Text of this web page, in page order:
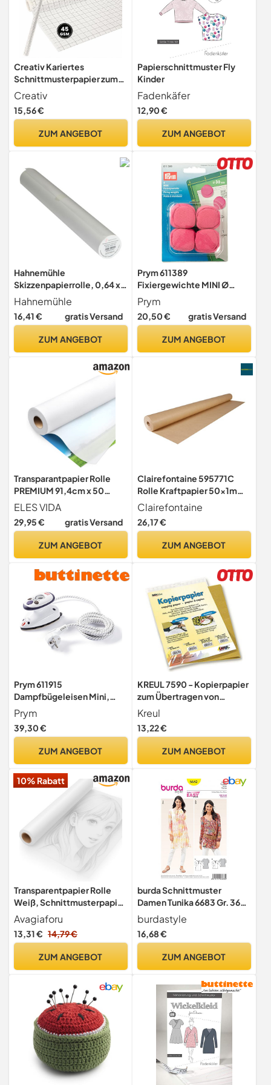
Creativ Kariertes
Schnittmusterpapier zum
Schneidern, für Damen,
20706, Breite: 80 cm, 15 m
Creativ
15,56 €
ZUM ANGEBOT
Papierschnittmuster Fly
Kinder
Fadenkäfer
12,90 €
ZUM ANGEBOT
Hahnemühle
Skizzenpapierrolle, 0,64 x
20m, transparent, holzfrei,
45g/m²
Hahnemühle
16,41 € gratis Versand
ZUM ANGEBOT
Prym 611389
Fixiergewichte MINI Ø
30 mm, pink – 4er-Set
Stoffgewichte zum Fixieren
von Schnittmustern &
gefüllt – ideal für Nähen,
Prym
20,50 € gratis Versand
ZUM ANGEBOT
Transparantpapier Rolle
PREMIUM 91,4cm x 50
Meter 50g /m – Blanko
ELES VIDA
29,95 € gratis Versand
ZUM ANGEBOT
Clairefontaine 595771C
Rolle Kraftpapier 50x1m
60g gerippt Braun
Clairefontaine
26,17 €
ZUM ANGEBOT
Prym 611915
Dampfbügeleisen Mini,
Reisebügeleisen mit
Zubehör , 1er Pack, Weiß
Prym
39,30 €
ZUM ANGEBOT
KREUL 7590 - Kopierpapier
zum Übertragen von
Motiven auf dunkle
Untergrüne, 10 Blatt gelb,
ca. 30 X 42 cm
Kreul
13,22 €
ZUM ANGEBOT
10% Rabatt
Transparentpapier Rolle
Weiß, Schnittmusterpapier
40cm x 50m 26 g/m²
Avagiaforu
13,31 € 14,79 €
ZUM ANGEBOT
burda Schnittmuster
Damen Tunika 6683 Gr. 36-
48
burdastyle
16,68 €
ZUM ANGEBOT